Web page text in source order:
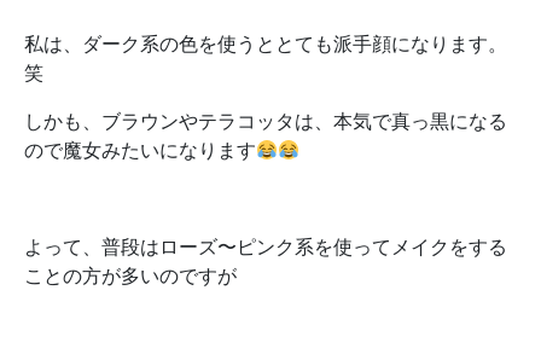
私は、ダーク系の色を使うととても派手顔になります。
笑
しかも、ブラウンやテラコッタは、本気で真っ黒になる
ので魔女みたいになります
よって、普段はローズ〜ピンク系を使ってメイクをする
ことの方が多いのですが